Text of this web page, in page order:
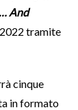
And
tramite
cinque
in formato